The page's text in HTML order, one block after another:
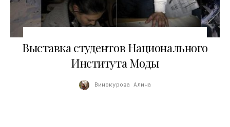
Выставка студентов Национального
Института Моды
Винокурова Алина